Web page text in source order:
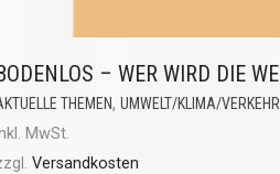
– WER WIRD DIE
THEMEN, UMWELT/KLIMA/VERKEHR
MwSt.
Versandkosten